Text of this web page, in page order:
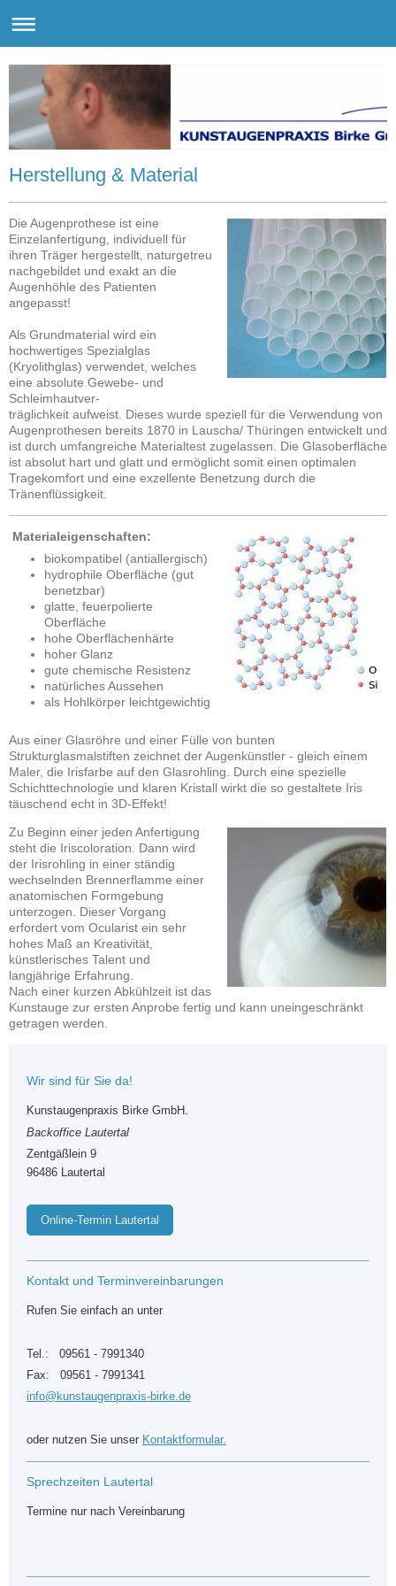
Herstellung & Material
Die Augenprothese ist eine
Einzelanfertigung, individuell für
ihren Träger hergestellt, naturgetreu
nachgebildet und exakt an die
Augenhöhle des Patienten
angepasst!
Als Grundmaterial wird ein
hochwertiges Spezialglas
(Kryolithglas) verwendet, welches
eine absolute Gewebe- und
Schleimhautver-
träglichkeit aufweist. Dieses wurde speziell für die Verwendung von
Augenprothesen bereits 1870 in Lauscha/ Thüringen entwickelt und
ist durch umfangreiche Materialtest zugelassen. Die Glasoberfläche
ist absolut hart und glatt und ermöglicht somit einen optimalen
Tragekomfort und eine exzellente Benetzung durch die
Tränenflüssigkeit.
Materialeigenschaften:
biokompatibel (antiallergisch)
hydrophile Oberfläche (gut
benetzbar)
glatte, feuerpolierte
Oberfläche
hohe Oberflächenhärte
hoher Glanz
gute chemische Resistenz
natürliches Aussehen
als Hohlkörper leichtgewichtig
Aus einer Glasröhre und einer Fülle von bunten
Strukturglasmalstiften zeichnet der Augenkünstler - gleich einem
Maler, die Irisfarbe auf den Glasrohling. Durch eine spezielle
Schichttechnologie und klaren Kristall wirkt die so gestaltete Iris
täuschend echt in 3D-Effekt!
Zu Beginn einer jeden Anfertigung
steht die Iriscoloration. Dann wird
der Irisrohling in einer ständig
wechselnden Brennerflamme einer
anatomischen Formgebung
unterzogen. Dieser Vorgang
erfordert vom Ocularist ein sehr
hohes Maß an Kreativität,
künstlerisches Talent und
langjährige Erfahrung.
Nach einer kurzen Abkühlzeit ist das
Kunstauge zur ersten Anprobe fertig und kann uneingeschränkt
getragen werden.
Wir sind für Sie da!
Kunstaugenpraxis Birke GmbH.
Backoffice Lautertal
Zentgäßlein 9
96486 Lautertal
Online-Termin Lautertal
Kontakt und Terminvereinbarungen
Rufen Sie einfach an unter
Tel.: 09561 - 7991340
Fax: 09561 - 7991341
info@kunstaugenpraxis-birke.de
oder nutzen Sie unser Kontaktformular.
Sprechzeiten Lautertal
Termine nur nach Vereinbarung